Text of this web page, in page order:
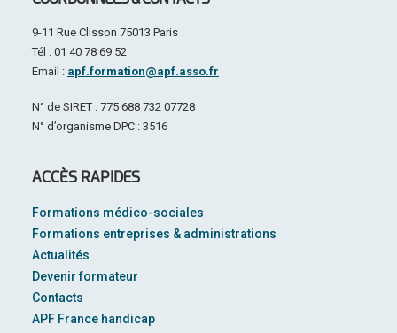
9-11 Rue Clisson 75013 Paris
Tél : 01 40 78 69 52
Email : apf.formation@apf.asso.fr
N° de SIRET : 775 688 732 07728
N° d’organisme DPC : 3516
ACCÈS RAPIDES
Formations médico-sociales
Formations entreprises & administrations
Actualités
Devenir formateur
Contacts
APF France handicap